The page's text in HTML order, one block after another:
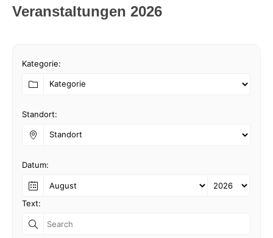
Veranstaltungen 2026
Kategorie:
Standort:
Datum:
Text: